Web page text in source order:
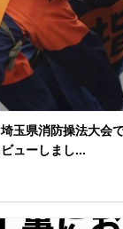
埼玉県消防操法大会
ューしまし...